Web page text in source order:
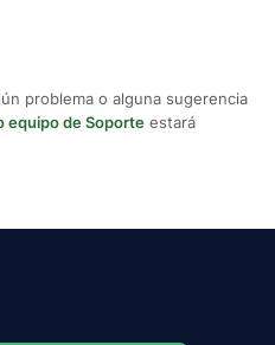
problema o alguna sugerencia
equipo de Soporte estará